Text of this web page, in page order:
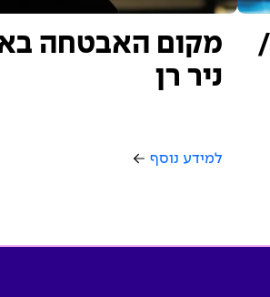
מקום האבטחה
ניר רן
למידע נוסף